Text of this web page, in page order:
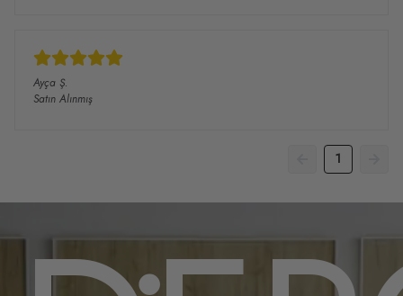
Ayça Ş.
Satın Alınmış
1